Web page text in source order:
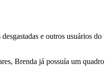
e outros usuários do
Brenda já possuía um quadro